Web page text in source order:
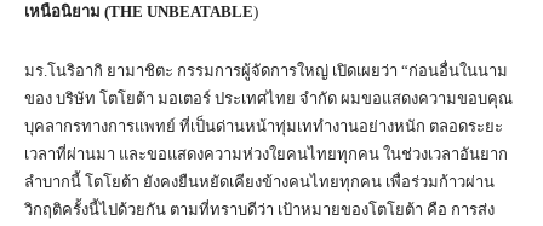
เหนือนิยาม (THE UNBEATABLE)
มร.โนริอากิ ยามาชิตะ กรรมการผู้จัดการใหญ่ เปิดเผยว่า “ก่อนอื่นในนาม
ของ บริษัท โตโยต้า มอเตอร์ ประเทศไทย จำกัด ผมขอแสดงความขอบคุณ
บุคลากรทางการแพทย์ ที่เป็นด่านหน้าทุ่มเททำงานอย่างหนัก ตลอดระยะ
เวลาที่ผ่านมา และขอแสดงความห่วงใยคนไทยทุกคน ในช่วงเวลาอันยาก
ลำบากนี้ โตโยต้า ยังคงยืนหยัดเคียงข้างคนไทยทุกคน เพื่อร่วมก้าวผ่าน
วิกฤติครั้งนี้ไปด้วยกัน ตามที่ทราบดีว่า เป้าหมายของโตโยต้า คือ การส่ง